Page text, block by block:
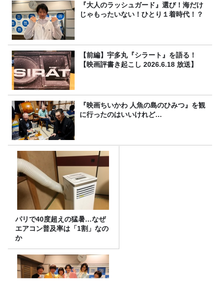
『大人のラッシュガード』選び！海だけ
じゃもったいない！ひとり１着時代！？
【前編】宇多丸『シラート』を語る！
【映画評書き起こし 2026.6.18 放送】
『映画ちいかわ 人魚の島のひみつ』を観
に行ったのはいいけれど…
パリで40度超えの猛暑…なぜ
エアコン普及率は「1割」なの
か